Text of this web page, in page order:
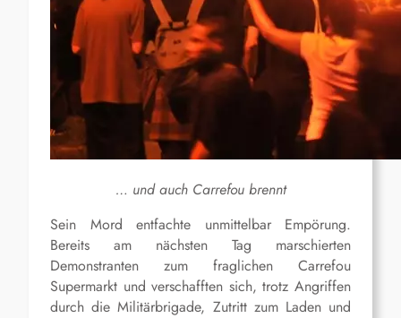
… und auch Carrefou brennt
Sein Mord entfachte unmittelbar Empörung.
Bereits am nächsten Tag marschierten
Demonstranten zum fraglichen Carrefou
Supermarkt und verschafften sich, trotz Angriffen
durch die Militärbrigade, Zutritt zum Laden und